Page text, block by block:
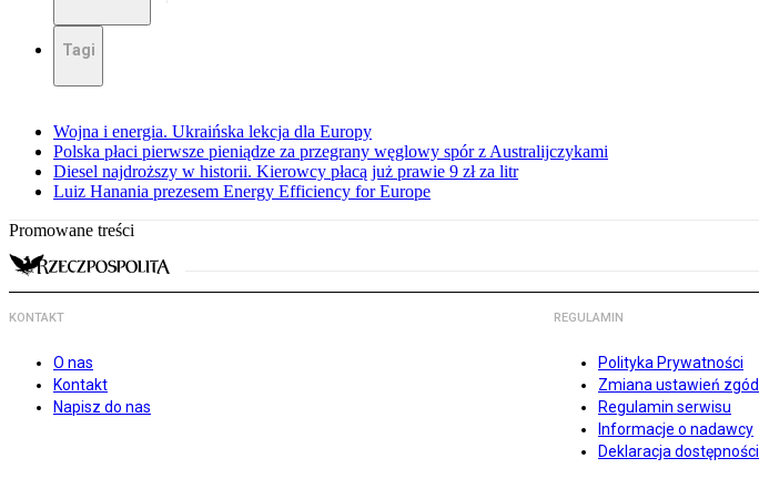
Tagi
Wojna i energia. Ukraińska lekcja dla Europy
Polska płaci pierwsze pieniądze za przegrany węglowy spór z Australijczykami
Diesel najdroższy w historii. Kierowcy płacą już prawie 9 zł za litr
Luiz Hanania prezesem Energy Efficiency for Europe
Promowane treści
KONTAKT
O nas
Kontakt
Napisz do nas
REGULAMIN
Polityka Prywatności
Zmiana ustawień zgód
Regulamin serwisu
Informacje o nadawcy
Deklaracja dostępności